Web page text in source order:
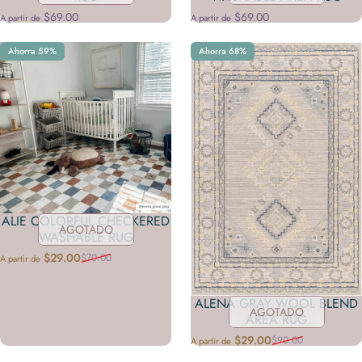
A partir de $69.00 A partir de $69.00
Ahorra 59%
AGOTADO
ALIE COLORFUL CHECKERED
WASHABLE RUG
Precio de oferta
A partir de $29.00
Precio habitual$70.00
Ahorra 68%
AGOTADO
ALENA GRAY WOOL BLEND
AREA RUG
Precio de oferta
A partir de $29.00
Precio habitual$90.00